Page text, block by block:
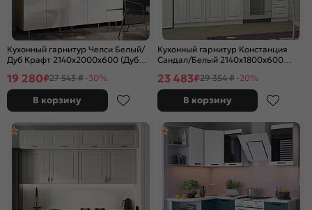
Кухонный гарнитур Челси Белый/
Дуб Крафт 2140x2000x600 (Дуб
19 280₽27 543 ₽ -30%
В корзину
Кухонный гарнитур Констанция
Сандал/Белый 2140x1800x600
23 483₽29 354 ₽ -20%
В корзину